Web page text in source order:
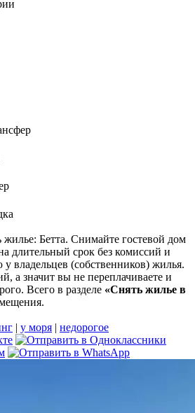
Бетта. Снимайте гостевой дом
длительный срок без комиссий и
владельцев (собственников) жилья.
а значит вы не переплачиваете и
Всего в разделе «Снять жилье в
.
| у моря | недорогое